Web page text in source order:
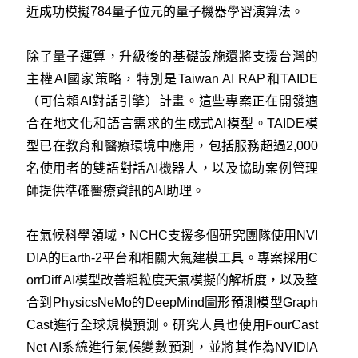
近成功模擬784量子位元的量子機器學習演算法。
除了量子運算，升級後的基礎設施還將支援台灣的
主權AI國家策略，特別是Taiwan AI RAP和TAIDE
（可信賴AI對話引擎）計畫。這些專案正在開發適
合在地文化和語言需求的生成式AI模型。TAIDE模
型已在教育和醫療環境中應用，包括服務超過2,000
名使用者的雙語對話AI機器人，以及協助案例管理
師提供準確醫療資訊的AI助理。
在氣候科學領域，NCHC支援多個研究團隊使用NVI
DIA的Earth-2平台和相關大氣建模工具。專案採用C
orrDiff AI模型改善粗粒度天氣模擬的解析度，以及整
合到PhysicsNeMo的DeepMind圖形預測模型Graph
Cast進行全球規模預測。研究人員也使用FourCast
Net AI系統進行氣候變數預測，並將其作為NVIDIA